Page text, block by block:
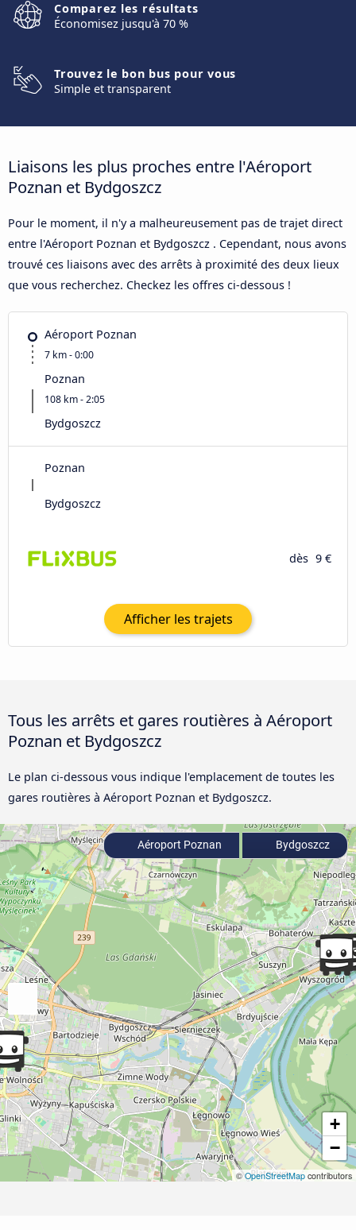
Comparez les résultats
Économisez jusqu'à 70 %
Trouvez le bon bus pour vous
Simple et transparent
Liaisons les plus proches entre l'Aéroport
Poznan et Bydgoszcz
Pour le moment, il n'y a malheureusement pas de trajet direct
entre l'Aéroport Poznan et Bydgoszcz . Cependant, nous avons
trouvé ces liaisons avec des arrêts à proximité des deux lieux
que vous recherchez. Checkez les offres ci-dessous !
Aéroport Poznan
7 km - 0:00
Poznan
108 km - 2:05
Bydgoszcz
Poznan
Bydgoszcz
dès 9 €
Afficher les trajets
Tous les arrêts et gares routières à Aéroport
Poznan et Bydgoszcz
Le plan ci-dessous vous indique l'emplacement de toutes les
gares routières à Aéroport Poznan et Bydgoszcz.
+
−
© OpenStreetMap contributors
Aéroport Poznan Bydgoszcz